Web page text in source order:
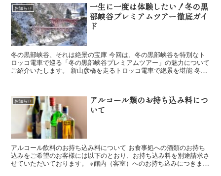
お知らせ
一生に一度は体験したい！冬の黒
部峡谷プレミアムツアー徹底ガイ
ド
冬の黒部峡谷、それは絶景の宝庫 今回は、冬の黒部峡谷を特別なト
ロッコ電車で巡る「冬の黒部峡谷プレミアムツアー」の魅力について
ご紹介いたします。 新山彦橋を走るトロッコ電車で絶景を堪能 冬だ
お知らせ
アルコール類のお持ち込み料につ
いて
アルコール飲料のお持ち込み料について お食事処への酒類のお持ち
込みをご希望のお客様には以下のとおり、お持ち込み料を別途請求さ
せていただいております。 ※館内（客室）へのお持ち込みにつきまし